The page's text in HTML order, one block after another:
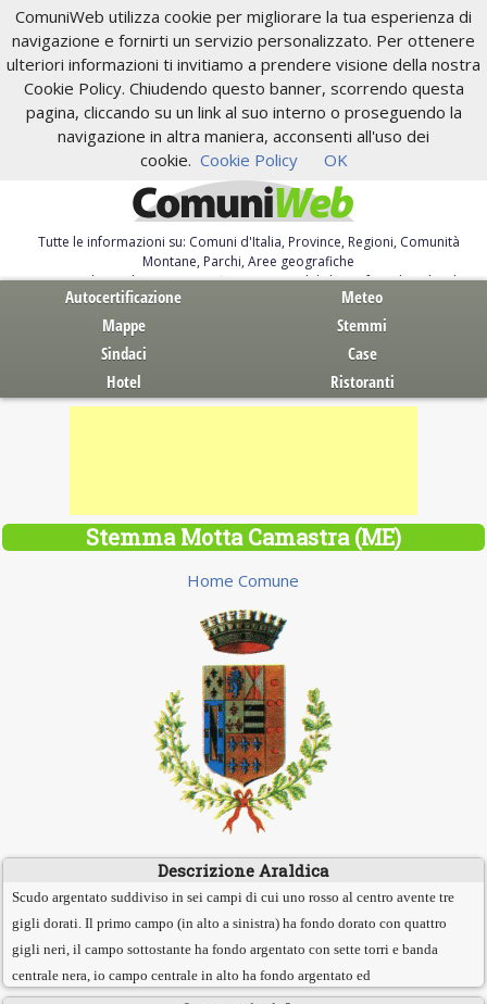
ComuniWeb utilizza cookie per migliorare la tua esperienza di
navigazione e fornirti un servizio personalizzato. Per ottenere
ulteriori informazioni ti invitiamo a prendere visione della nostra
Cookie Policy. Chiudendo questo banner, scorrendo questa
pagina, cliccando su un link al suo interno o proseguendo la
navigazione in altra maniera, acconsenti all'uso dei
cookie. Cookie Policy OK
Tutte le informazioni su: Comuni d'Italia, Province, Regioni, Comunità
Montane, Parchi, Aree geografiche
Servizi al Cittadino. Autocertificazione, moduli, leggi, free download
Autocertificazione
Meteo
Mappe
Stemmi
Sindaci
Case
Hotel
Ristoranti
Stemma Motta Camastra (ME)
Home Comune
Descrizione Araldica
Scudo argentato suddiviso in sei campi di cui uno rosso al centro avente tre
gigli dorati. Il primo campo (in alto a sinistra) ha fondo dorato con quattro
gigli neri, il campo sottostante ha fondo argentato con sette torri e banda
centrale nera, io campo centrale in alto ha fondo argentato ed